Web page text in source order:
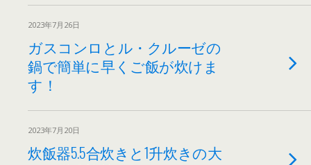
2023年7月26日
ガスコンロとル・クルーゼの
鍋で簡単に早くご飯が炊けま
す！
2023年7月20日
炊飯器5.5合炊きと1升炊きの大